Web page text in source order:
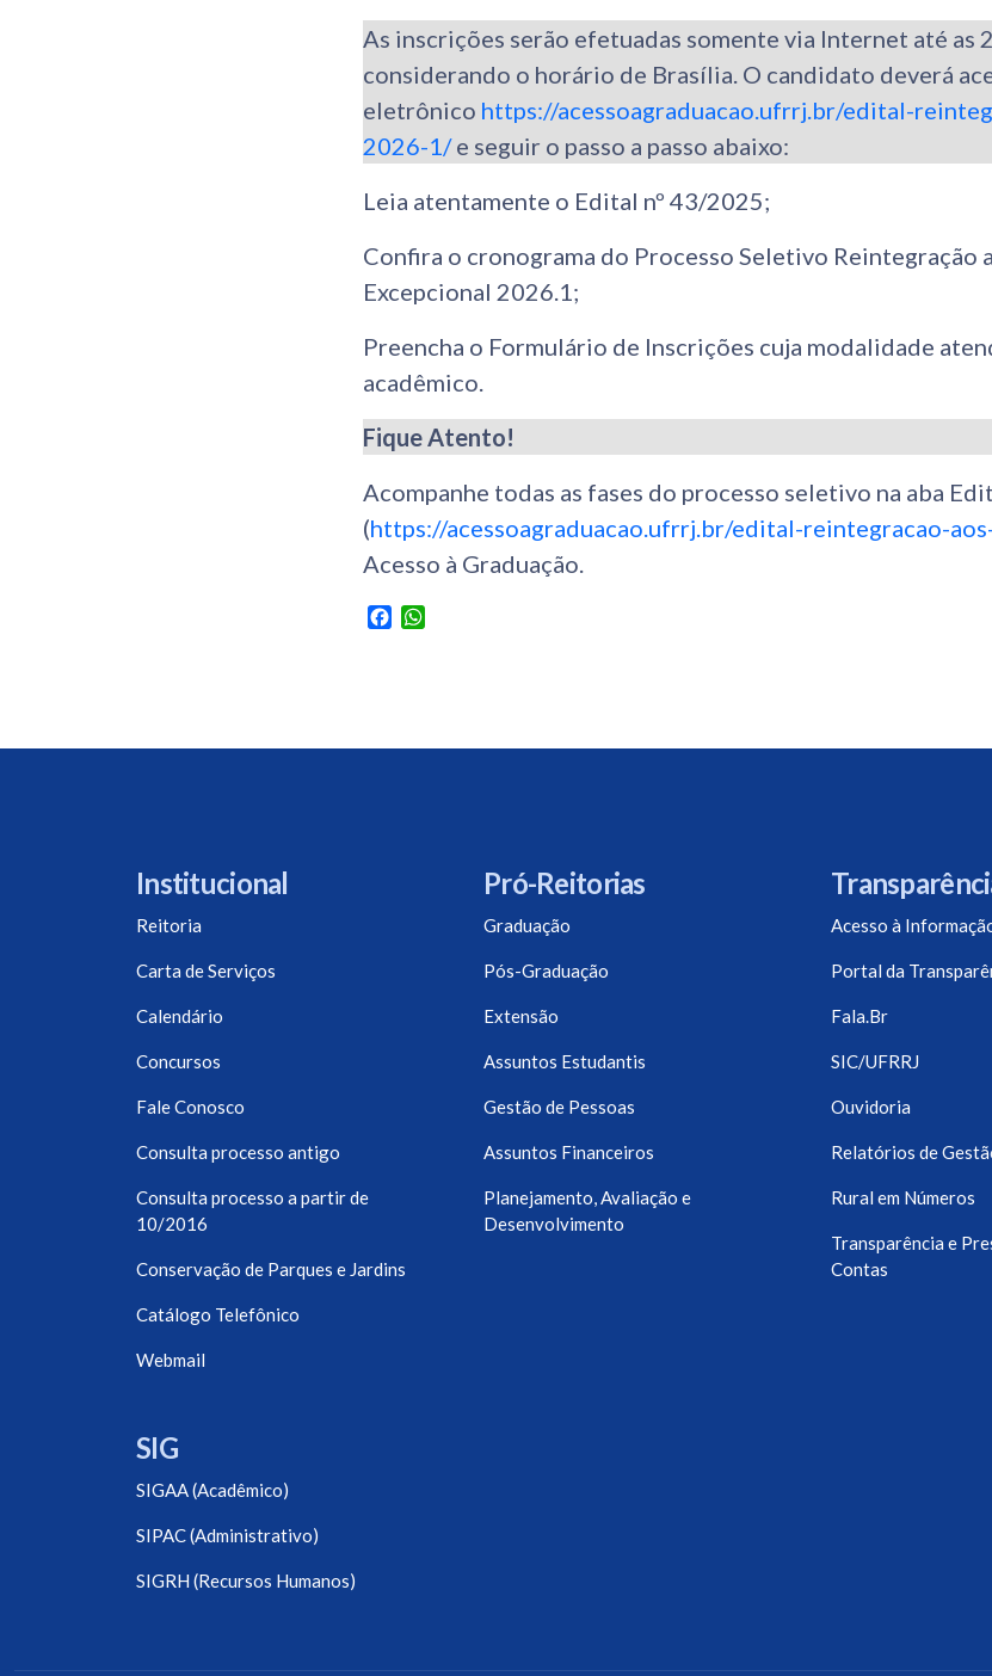
As inscrições serão efetuadas somente via Internet até as
considerando o horário de Brasília. O candidato deverá
eletrônico https://acessoagraduacao.ufrrj.br/edital-
2026-1/e seguir o passo a passo abaixo:
Leia atentamente o Edital nº 43/2025;
Confira o cronograma do Processo Seletivo Reintegração
Excepcional 2026.1;
Preencha o Formulário de Inscrições cuja modalidade
acadêmico.
Fique Atento!
Acompanhe todas as fases do processo seletivo na aba
(https://acessoagraduacao.ufrrj.br/edital-reintegracao-
Acesso à Graduação.
Facebook
Institucional
Reitoria
Carta de Serviços
Calendário
Concursos
Fale Conosco
Consulta processo antigo
Consulta processo a partir de
10/2016
Conservação de Parques e Jardins
Catálogo Telefônico
Webmail
SIG
SIGAA (Acadêmico)
SIPAC (Administrativo)
SIGRH (Recursos Humanos)
Pró-Reitorias
Graduação
Pós-Graduação
Extensão
Assuntos Estudantis
Gestão de Pessoas
Assuntos Financeiros
Planejamento, Avaliação e
Desenvolvimento
Acesso à
Portal da
Fala.Br
SIC/UFRRJ
Ouvidoria
Relatórios de
Rural em Números
Transparência e
Contas